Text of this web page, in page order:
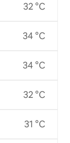
32 °C
34 °C
34 °C
32 °C
31 °C